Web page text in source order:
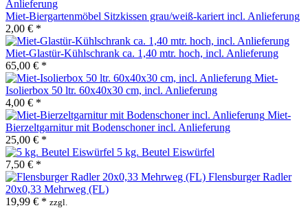
Miet-Biergartenmöbel Sitzkissen grau/weiß-kariert incl. Anlieferung
2,00 € *
Miet-Glastür-Kühlschrank ca. 1,40 mtr. hoch, incl. Anlieferung
65,00 € *
Miet-
Isolierbox 50 ltr. 60x40x30 cm, incl. Anlieferung
4,00 € *
Miet-
Bierzeltgarnitur mit Bodenschoner incl. Anlieferung
25,00 € *
5 kg. Beutel Eiswürfel
7,50 € *
Flensburger Radler
20x0,33 Mehrweg (FL)
19,99 € * zzgl.